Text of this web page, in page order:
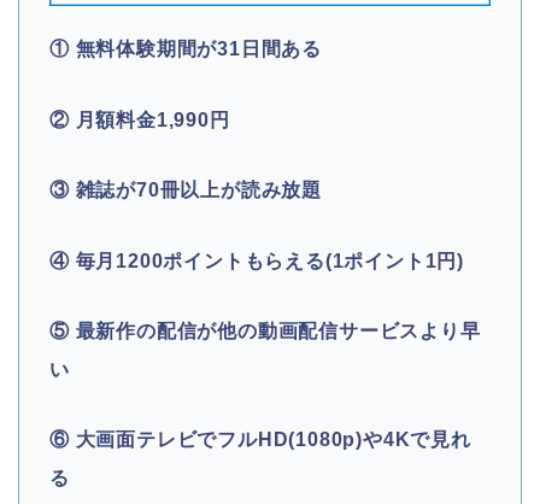
① 無料体験期間が31日間ある
② 月額料金1,990円
③ 雑誌が70冊以上が読み放題
④ 毎月1200ポイントもらえる(1ポイント1円)
⑤ 最新作の配信が他の動画配信サービスより早
い
⑥ 大画面テレビでフルHD(1080p)や4Kで見れ
る